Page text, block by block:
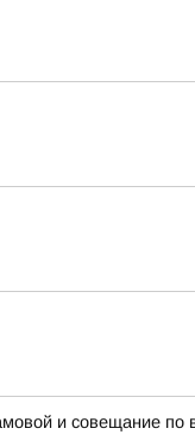
и совещание по